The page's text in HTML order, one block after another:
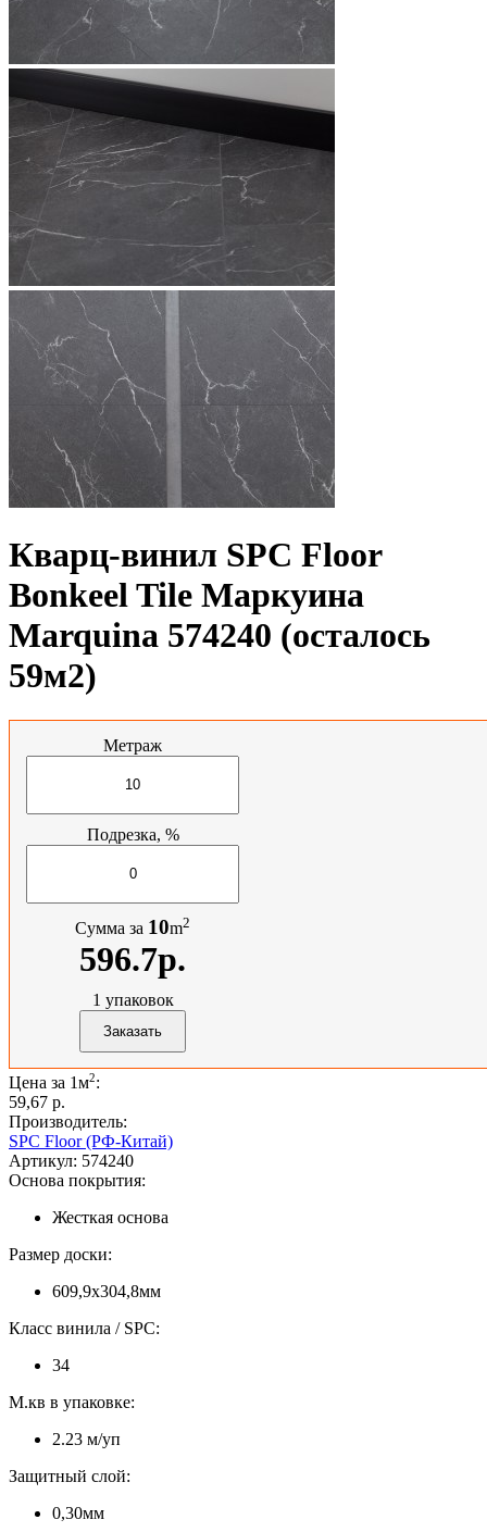
Кварц-винил SPC Floor
Bonkeel Tile Маркуина
Marquina 574240 (осталось
59м2)
Метраж
Подрезка, %
Сумма за 10m2
596.7р.
1 упаковок
Цена за 1м2:
59,67 p.
Производитель:
SPC Floor (РФ-Китай)
Артикул: 574240
Основа покрытия:
Жесткая основа
Размер доски:
609,9х304,8мм
Класс винила / SPC:
34
М.кв в упаковке:
2.23 м/уп
Защитный слой:
0,30мм